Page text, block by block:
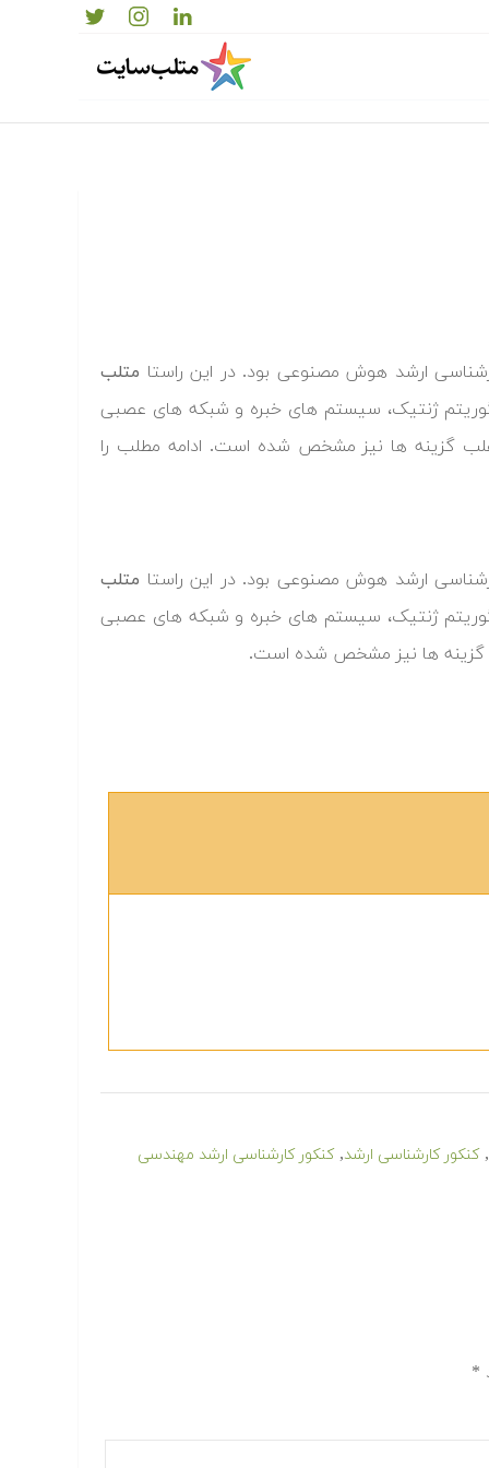
ارشد هوش مصنوعی بود. در این راستا متلب
ژنتیک، سیستم های خبره و شبکه های عصبی
گزینه ها نیز مشخص شده است. ادامه مطلب را
ارشد هوش مصنوعی بود. در این راستا متلب
ژنتیک، سیستم های خبره و شبکه های عصبی
گزینه ها نیز مشخص شده است.
,کنکور کارشناسی ارشد,کنکور کارشناسی ارشد مهندسی
*